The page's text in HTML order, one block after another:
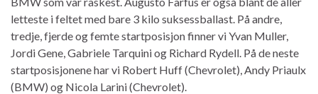
letteste i feltet med bare 3 kilo suksessballast. På andre,
tredje, fjerde og femte startposisjon finner vi Yvan Muller,
Jordi Gene, Gabriele Tarquini og Richard Rydell. På de neste
startposisjonene har vi Robert Huff (Chevrolet), Andy Priaulx
(BMW) og Nicola Larini (Chevrolet).